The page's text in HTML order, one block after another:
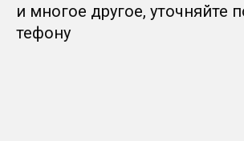
и многое другое, уточняйте
тефону